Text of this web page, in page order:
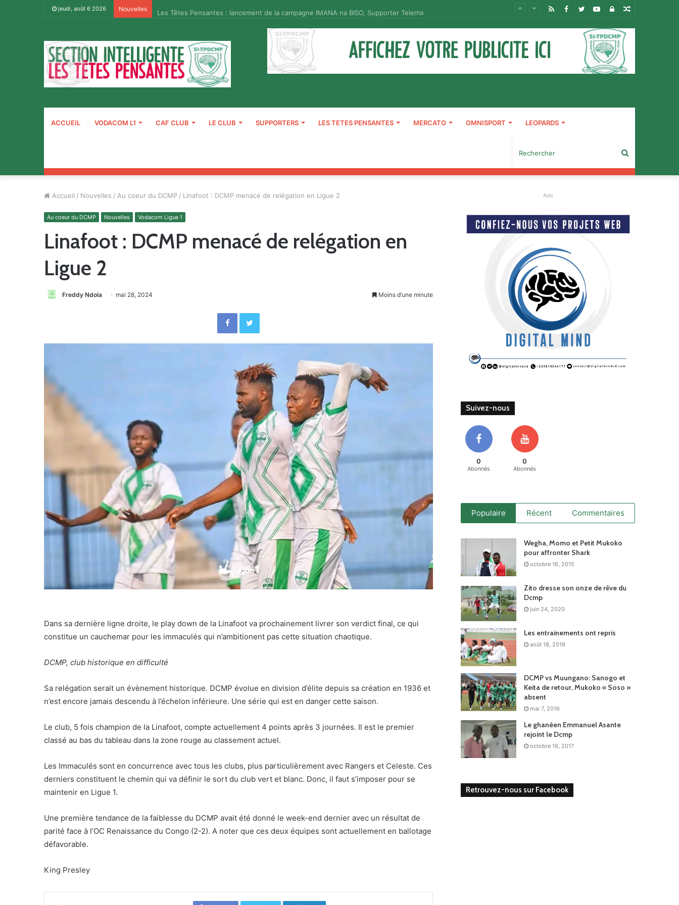
jeudi, août 6 2026 Nouvelles Les Têtes Pensantes : lancement de la campagne IMANA na BISO, Supporter Telema Article
Connexion
YouTube
Twitter
Facebook
RSS
ACCUEIL VODACOM L1 CAF CLUB LE CLUB SUPPORTERS LES TETES PENSANTES MERCATO OMNISPORT LEOPARDS
Accueil / Nouvelles / Au coeur du DCMP / Linafoot : DCMP menacé de relégation en Ligue 2
Au coeur du DCMP Nouvelles Vodacom Ligue 1
Linafoot : DCMP menacé de relégation en
Ligue 2
Freddy Ndola mai 28, 2024 Moins d’une minute
FacebookTwitter
Dans sa dernière ligne droite, le play down de la Linafoot va prochainement livrer son verdict final, ce qui
constitue un cauchemar pour les immaculés qui n’ambitionent pas cette situation chaotique.
DCMP, club historique en difficulté
Sa relégation serait un évènement historique. DCMP évolue en division d’élite depuis sa création en 1936 et
n’est encore jamais descendu à l’échelon inférieure. Une série qui est en danger cette saison.
Le club, 5 fois champion de la Linafoot, compte actuellement 4 points après 3 journées. Il est le premier
classé au bas du tableau dans la zone rouge au classement actuel.
Les Immaculés sont en concurrence avec tous les clubs, plus particulièrement avec Rangers et Celeste. Ces
derniers constituent le chemin qui va définir le sort du club vert et blanc. Donc, il faut s’imposer pour se
maintenir en Ligue 1.
Une première tendance de la faiblesse du DCMP avait été donné le week-end dernier avec un résultat de
parité face à l’OC Renaissance du Congo (2-2). A noter que ces deux équipes sont actuellement en ballotage
défavorable.
King Presley
Ads
Suivez-nous
0
Abonnés
0
Abonnés
Populaire Récent Commentaires
Wegha, Momo et Petit Mukoko
pour affronter Shark
octobre 16, 2015
Zito dresse son onze de rêve du
Dcmp
juin 24, 2020
Les entrainements ont repris
août 18, 2016
DCMP vs Muungano: Sanogo et
Keita de retour, Mukoko « Soso »
absent
mai 7, 2016
Le ghanéen Emmanuel Asante
rejoint le Dcmp
octobre 16, 2017
Retrouvez-nous sur Facebook